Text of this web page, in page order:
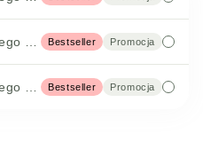
dniaBestseller Promocja
dniaBestseller Promocja